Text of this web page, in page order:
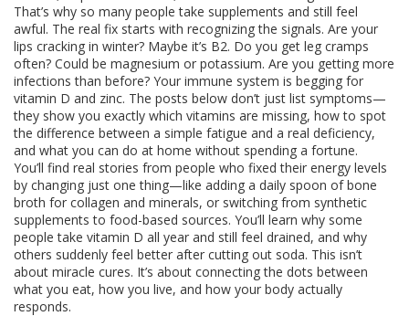
That’s why so many people take supplements and still feel
awful. The real fix starts with recognizing the signals. Are your
lips cracking in winter? Maybe it’s B2. Do you get leg cramps
often? Could be magnesium or potassium. Are you getting more
infections than before? Your immune system is begging for
vitamin D and zinc. The posts below don’t just list symptoms—
they show you exactly which vitamins are missing, how to spot
the difference between a simple fatigue and a real deficiency,
and what you can do at home without spending a fortune.
You’ll find real stories from people who fixed their energy levels
by changing just one thing—like adding a daily spoon of bone
broth for collagen and minerals, or switching from synthetic
supplements to food-based sources. You’ll learn why some
people take vitamin D all year and still feel drained, and why
others suddenly feel better after cutting out soda. This isn’t
about miracle cures. It’s about connecting the dots between
what you eat, how you live, and how your body actually
responds.